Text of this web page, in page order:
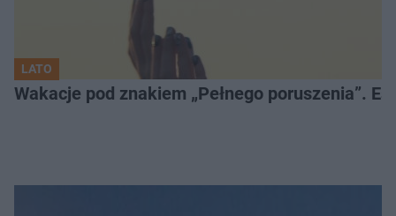
LATO
Wakacje pod znakiem „Pełnego poruszenia”.